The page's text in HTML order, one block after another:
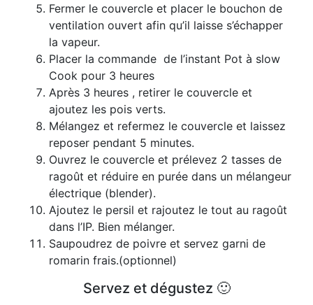
Fermer le couvercle et placer le bouchon de
ventilation ouvert afin qu’il laisse s’échapper
la vapeur.
Placer la commande de l’instant Pot à slow
Cook pour 3 heures
Après 3 heures , retirer le couvercle et
ajoutez les pois verts.
Mélangez et refermez le couvercle et laissez
reposer pendant 5 minutes.
Ouvrez le couvercle et prélevez 2 tasses de
ragoût et réduire en purée dans un mélangeur
électrique (blender).
Ajoutez le persil et rajoutez le tout au ragoût
dans l’IP. Bien mélanger.
Saupoudrez de poivre et servez garni de
romarin frais.(optionnel)
Servez et dégustez 🙂